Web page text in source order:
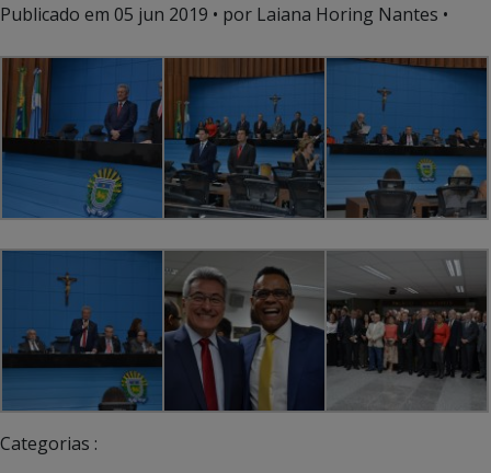
Publicado em 05 jun 2019 • por Laiana Horing Nantes •
Categorias :